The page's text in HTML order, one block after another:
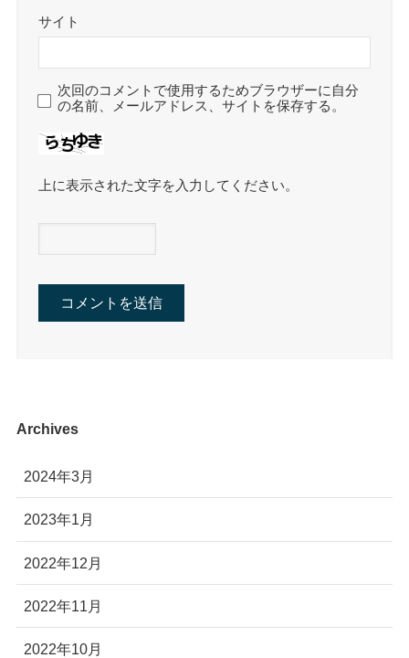
サイト
次回のコメントで使用するためブラウザーに自分
の名前、メールアドレス、サイトを保存する。
上に表示された文字を入力してください。
Archives
2024年3月
2023年1月
2022年12月
2022年11月
2022年10月